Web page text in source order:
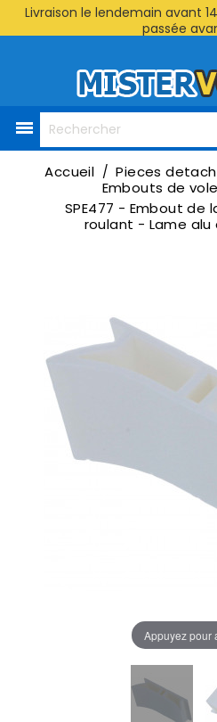
Livraison le lendemain avant
passée

Accueil
Pieces
Embouts de
SPE477 - Embout de
roulant - Lame alu
Appuyez pour